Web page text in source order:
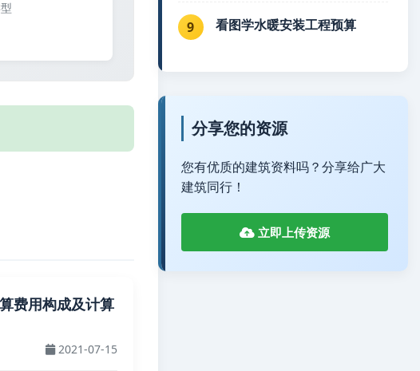
费用构成及计算
2021-07-15
9 看图学水暖安装工程预算
分享您的资源
您有优质的建筑资料吗？分享给广大
建筑同行！
立即上传资源